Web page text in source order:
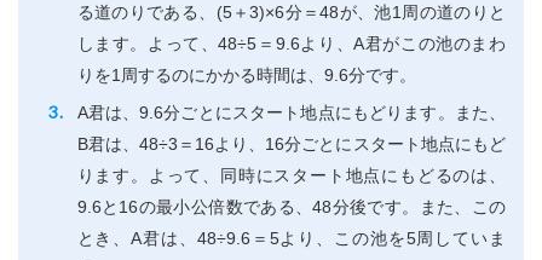
る道のりである、(5＋3)×6分＝48が、池1周の道のりと
します。よって、48÷5＝9.6より、A君がこの池のまわ
りを1周するのにかかる時間は、9.6分です。
A君は、9.6分ごとにスタート地点にもどります。また、
B君は、48÷3＝16より、16分ごとにスタート地点にもど
ります。よって、同時にスタート地点にもどるのは、
9.6と16の最小公倍数である、48分後です。また、この
とき、A君は、48÷9.6＝5より、この池を5周していま